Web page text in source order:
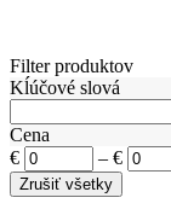
Filter produktov
Kĺúčové slová
Cena
€
– €